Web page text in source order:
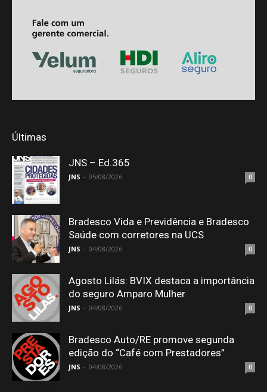
Últimas
JNS – Ed.365
JNS - 05/08/2026 0
Bradesco Vida e Previdência e Bradesco
Saúde com corretores na UCS
JNS - 04/08/2026 0
Agosto Lilás: BVIX destaca a importância
do seguro Amparo Mulher
JNS - 04/08/2026 0
Bradesco Auto/RE promove segunda
edição do “Café com Prestadores”
JNS - 04/08/2026 0